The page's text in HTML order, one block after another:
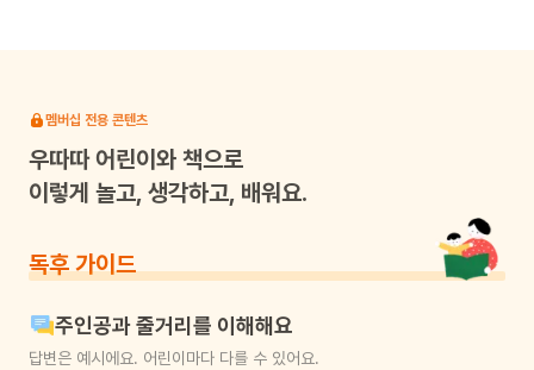
향상되기를 바라요.
멤버십 전용 콘텐츠
우따따어린이와 책으로
이렇게 놀고, 생각하고, 배워요.
독후 가이드
주인공과 줄거리를 이해해요
답변은 예시에요. 어린이마다 다를 수 있어요.